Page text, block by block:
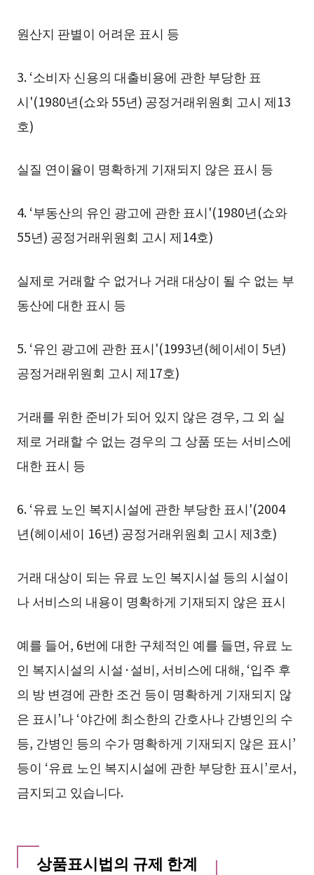
원산지 판별이 어려운 표시 등
3. ‘소비자 신용의 대출비용에 관한 부당한 표
시'(1980년(쇼와 55년) 공정거래위원회 고시 제13
호)
실질 연이율이 명확하게 기재되지 않은 표시 등
4. ‘부동산의 유인 광고에 관한 표시'(1980년(쇼와
55년) 공정거래위원회 고시 제14호)
실제로 거래할 수 없거나 거래 대상이 될 수 없는 부
동산에 대한 표시 등
5. ‘유인 광고에 관한 표시'(1993년(헤이세이 5년)
공정거래위원회 고시 제17호)
거래를 위한 준비가 되어 있지 않은 경우, 그 외 실
제로 거래할 수 없는 경우의 그 상품 또는 서비스에
대한 표시 등
6. ‘유료 노인 복지시설에 관한 부당한 표시'(2004
년(헤이세이 16년) 공정거래위원회 고시 제3호)
거래 대상이 되는 유료 노인 복지시설 등의 시설이
나 서비스의 내용이 명확하게 기재되지 않은 표시
예를 들어, 6번에 대한 구체적인 예를 들면, 유료 노
인 복지시설의 시설·설비, 서비스에 대해, ‘입주 후
의 방 변경에 관한 조건 등이 명확하게 기재되지 않
은 표시’나 ‘야간에 최소한의 간호사나 간병인의 수
등, 간병인 등의 수가 명확하게 기재되지 않은 표시’
등이 ‘유료 노인 복지시설에 관한 부당한 표시’로서,
금지되고 있습니다.
상품표시법의 규제 한계